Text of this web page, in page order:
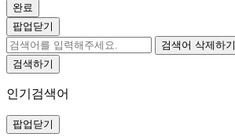
완료
팝업닫기
검색어 삭제하기
검색하기
인기검색어
팝업닫기